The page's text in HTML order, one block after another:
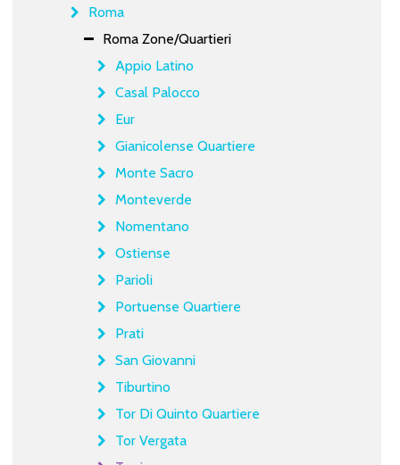
Roma
Roma Zone/Quartieri
Appio Latino
Casal Palocco
Eur
Gianicolense Quartiere
Monte Sacro
Monteverde
Nomentano
Ostiense
Parioli
Portuense Quartiere
Prati
San Giovanni
Tiburtino
Tor Di Quinto Quartiere
Tor Vergata